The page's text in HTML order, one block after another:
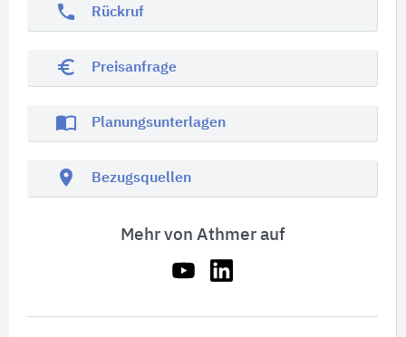
phone Rückruf
euro_symbol Preisanfrage
import_contacts Planungsunterlagen
location_on Bezugsquellen
Mehr von Athmer auf